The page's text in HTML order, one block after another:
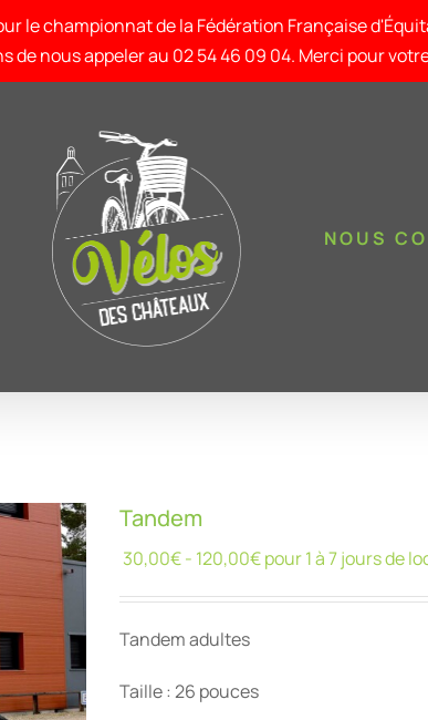
le championnat de la Fédération Française
de nous appeler au 02 54 46 09 04. Merci pour
NOUS
Tandem
30,00€- 120,00€pour 1 à 7 jours de
Tandem adultes
Taille : 26 pouces